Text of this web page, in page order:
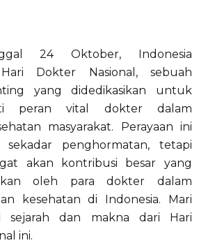
24 Oktober, Indonesia
Dokter Nasional, sebuah
yang didedikasikan untuk
peran vital dokter dalam
masyarakat. Perayaan ini
penghormatan, tetapi
akan kontribusi besar yang
oleh para dokter dalam
kesehatan di Indonesia. Mari
sejarah dan makna dari Hari
ini.